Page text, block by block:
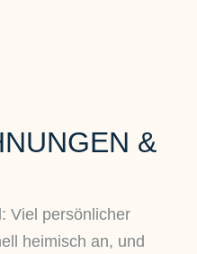
&
Viel persönlicher
heimisch an, und